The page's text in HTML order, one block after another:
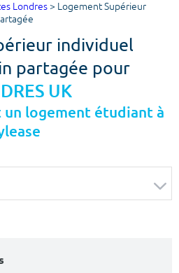
recherche
€
Budget max
m²
Londres > Logement Supérieur
individuel
partagée pour
UK
logement étudiant à